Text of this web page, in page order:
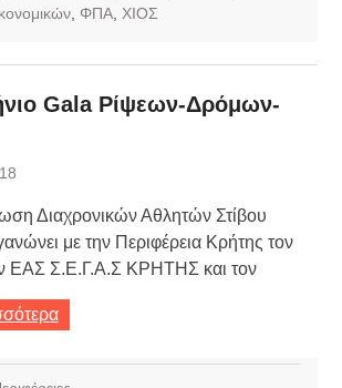
, ΦΠΑ, ΧΙΟΣ
Gala Ρίψεων-Δρόμων-
Διαχρονικών Αθλητών Στίβου
με την Περιφέρεια Κρήτης τον
Σ.Ε.Γ.Α.Σ ΚΡΗΤΗΣ και τον